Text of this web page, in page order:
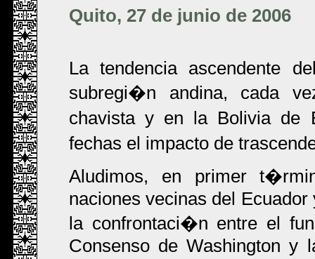
Quito, 27 de junio de 2006
La tendencia ascendente
subregi�n andina, cada
chavista y en la Bolivia de
fechas el impacto de
Aludimos, en primer
naciones vecinas del
la confrontaci�n entre el
Consenso de Washington y